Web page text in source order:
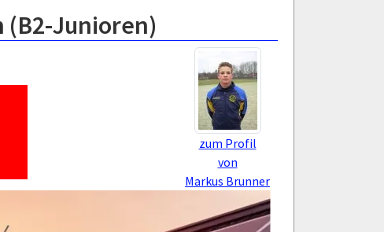
(B2-Junioren)
zum Profil
von
Markus Brunner